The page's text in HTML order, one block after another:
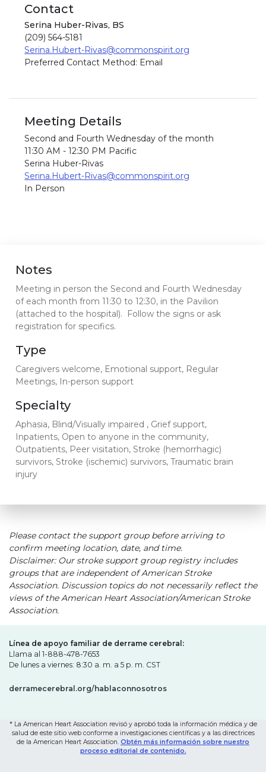
Contact
Serina Huber-Rivas, BS
(209) 564-5181
Serina.Hubert-Rivas@commonspirit.org
Preferred Contact Method: Email
Meeting Details
Second and Fourth Wednesday of the month
11:30 AM - 12:30 PM Pacific
Serina Huber-Rivas
Serina.Hubert-Rivas@commonspirit.org
In Person
Notes
Meeting in person the Second and Fourth Wednesday
of each month from 11:30 to 12:30, in the Pavilion
(attached to the hospital). Follow the signs or ask
registration for specifics.
Type
Caregivers welcome, Emotional support, Regular
Meetings, In-person support
Specialty
Aphasia, Blind/Visually impaired , Grief support,
Inpatients, Open to anyone in the community,
Outpatients, Peer visitation, Stroke (hemorrhagic)
survivors, Stroke (ischemic) survivors, Traumatic brain
injury
Please contact the support group before arriving to
confirm meeting location, date, and time.
Disclaimer: Our stroke support group registry includes
groups that are independent of American Stroke
Association. Discussion topics do not necessarily reflect the
views of the American Heart Association/American Stroke
Association.
Línea de apoyo familiar de derrame cerebral:
Llama al 1-888-478-7653
De lunes a viernes: 8:30 a. m. a 5 p. m. CST
derramecerebral.org/hablaconnosotros
* La American Heart Association revisó y aprobó toda la información médica y de
salud de este sitio web conforme a investigaciones científicas y a las directrices
de la American Heart Association. Obtén más información sobre nuestro
proceso editorial de contenido.